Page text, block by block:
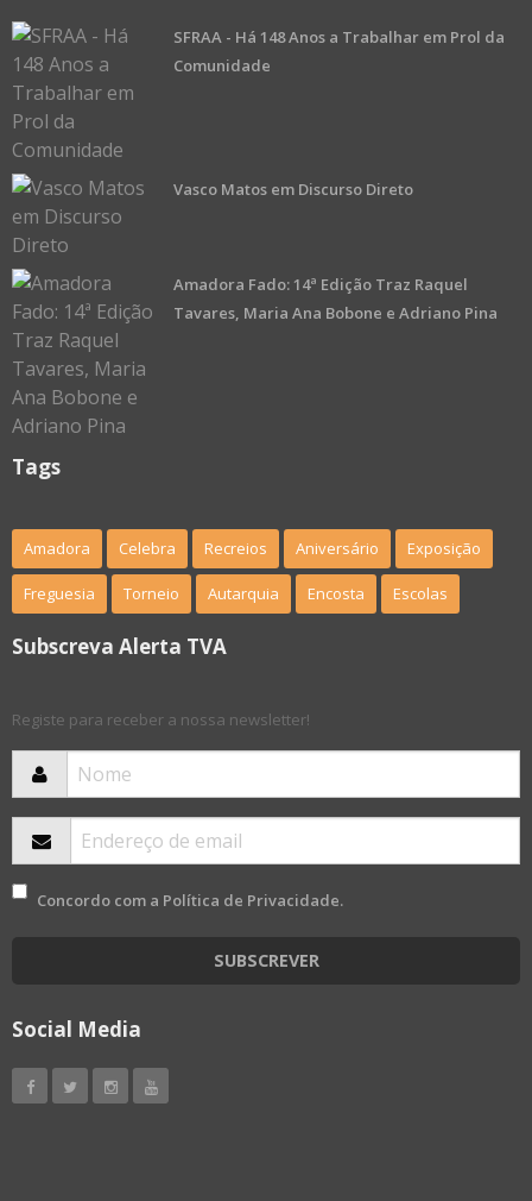
SFRAA - Há 148 Anos a Trabalhar em Prol da
Comunidade
Vasco Matos em Discurso Direto
Amadora Fado: 14ª Edição Traz Raquel
Tavares, Maria Ana Bobone e Adriano Pina
Tags
Amadora Celebra Recreios Aniversário Exposição
Freguesia Torneio Autarquia Encosta Escolas
Subscreva Alerta TVA
Registe para receber a nossa newsletter!
Concordo com a Política de Privacidade.
SUBSCREVER
Social Media